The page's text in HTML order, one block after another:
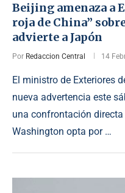
Beijing amenaza a
roja de China”
advierte a Japón
Por Redaccion Central 14
El ministro de Exteriores
nueva advertencia este
una confrontación
Washington opta por …